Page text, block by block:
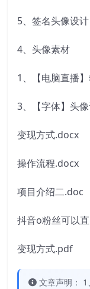
5、签名头像设计
4、头像素材
1、【电脑直播
3、【字体】头
变现方式.docx
操作流程.docx
项目介绍二.doc
抖音o粉丝可以
变现方式.pdf
文章声明：